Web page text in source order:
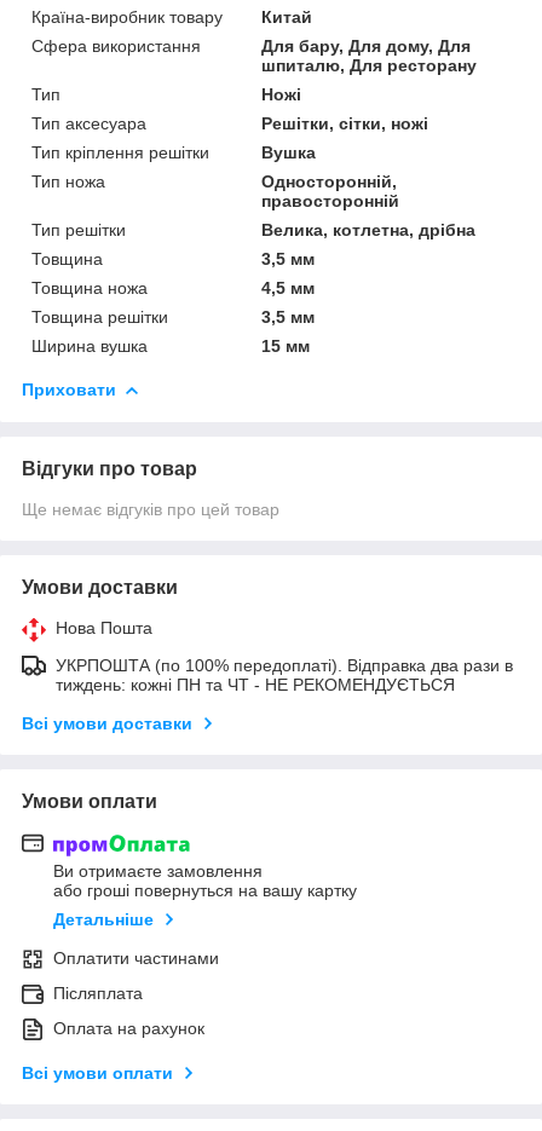
Країна-виробник товару
Китай
Сфера використання
Для бару, Для дому, Для
шпиталю, Для ресторану
Тип
Ножі
Тип аксесуара
Решітки, сітки, ножі
Тип кріплення решітки
Вушка
Тип ножа
Односторонній,
правосторонній
Тип решітки
Велика, котлетна, дрібна
Товщина
3,5 мм
Товщина ножа
4,5 мм
Товщина решітки
3,5 мм
Ширина вушка
15 мм
Приховати
Відгуки про товар
Ще немає відгуків про цей товар
Умови доставки
Нова Пошта
УКРПОШТА (по 100% передоплаті). Відправка два рази в
тиждень: кожні ПН та ЧТ - НЕ РЕКОМЕНДУЄТЬСЯ
Всі умови доставки
Умови оплати
Ви отримаєте замовлення
або гроші повернуться на вашу картку
Детальніше
Оплатити частинами
Післяплата
Оплата на рахунок
Всі умови оплати